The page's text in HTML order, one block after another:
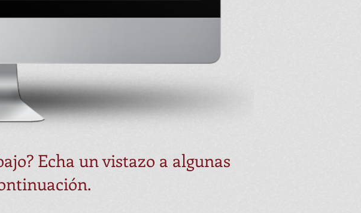
Echa un vistazo a algunas